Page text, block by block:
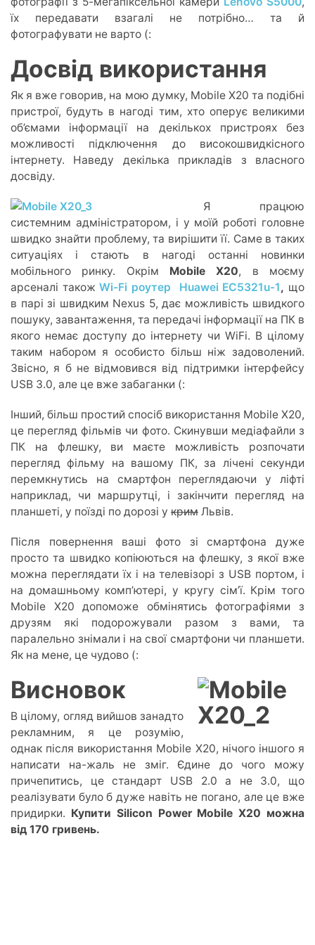
їх передавати взагалі не потрібно… та й
фотографувати не варто (:
Досвід використання
Як я вже говорив, на мою думку, Mobile X20 та подібні
пристрої, будуть в нагоді тим, хто оперує великими
об’ємами інформації на декількох пристроях без
можливості підключення до високошвидкісного
інтернету. Наведу декілька прикладів з власного
досвіду.
Я працюю
системним адміністратором, і у моїй роботі головне
швидко знайти проблему, та вирішити її. Саме в таких
ситуаціях і стають в нагоді останні новинки
мобільного ринку. Окрім Mobile X20, в моєму
арсеналі такожWi-Fi роутер Huawei EC5321u-1, що
в парі зі швидким Nexus 5, дає можливість швидкого
пошуку, завантаження, та передачі інформації на ПК в
якого немає доступу до інтернету чи WiFi. В цілому
таким набором я особисто більш ніж задоволений.
Звісно, я б не відмовився від підтримки інтерфейсу
USB 3.0, але це вже забаганки (:
Інший, більш простий спосіб використання Mobile X20,
це перегляд фільмів чи фото. Скинувши медіафайли з
ПК на флешку, ви маєте можливість розпочати
перегляд фільму на вашому ПК, за лічені секунди
перемкнутись на смартфон переглядаючи у ліфті
наприклад, чи маршрутці, і закінчити перегляд на
планшеті, у поїзді по дорозі у крим Львів.
Після повернення ваші фото зі смартфона дуже
просто та швидко копіюються на флешку, з якої вже
можна переглядати їх і на телевізорі з USB портом, і
на домашньому комп’ютері, у кругу сім’ї. Крім того
Mobile X20 допоможе обмінятись фотографіями з
друзям які подорожували разом з вами, та
паралельно знімали і на свої смартфони чи планшети.
Як на мене, це чудово (:
Висновок
В цілому, огляд вийшов занадто
рекламним, я це розумію,
однак після використання Mobile X20, нічого іншого я
написати на-жаль не зміг. Єдине до чого можу
причепитись, це стандарт USB 2.0 а не 3.0, що
реалізувати було б дуже навіть не погано, але це вже
придирки. Купити Silicon Power Mobile X20 можна
від 170 гривень.